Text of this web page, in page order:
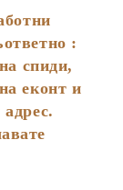
:
спиди,
еконт и